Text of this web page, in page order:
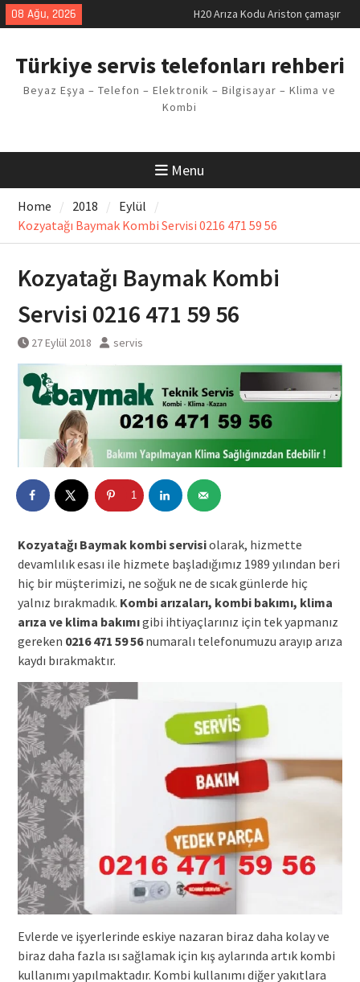
Skip
to
08 Ağu, 2026
H20 Arıza Kodu Ariston çamaşır
makinesi Sorunu
Arçelik buzdolabı F5 Hatası
Vaillant çamaşır makinesi E03
Arıza Kodu
Türkiye servis telefonları rehberi
Beyaz Eşya – Telefon – Elektronik – Bilgisayar – Klima ve
Kombi
Menu
Home 2018
Eylül
Kozyatağı Baymak Kombi Servisi 0216 471 59 56
Kozyatağı Baymak Kombi
Servisi 0216 471 59 56
27 Eylül 2018 servis
1
Kozyatağı Baymak kombi servisiolarak, hizmette
devamlılık esası ile hizmete başladığımız 1989 yılından beri
hiç bir müşterimizi, ne soğuk ne de sıcak günlerde hiç
yalnız bırakmadık. Kombi arızaları, kombi bakımı, klima
arıza ve klima bakımıgibi ihtiyaçlarınız için tek yapmanız
gereken 0216 471 59 56numaralı telefonumuzu arayıp arıza
kaydı bırakmaktır.
Evlerde ve işyerlerinde eskiye nazaran biraz daha kolay ve
biraz daha fazla ısı sağlamak için kış aylarında artık kombi
kullanımı yapılmaktadır. Kombi kullanımı diğer yakıtlara